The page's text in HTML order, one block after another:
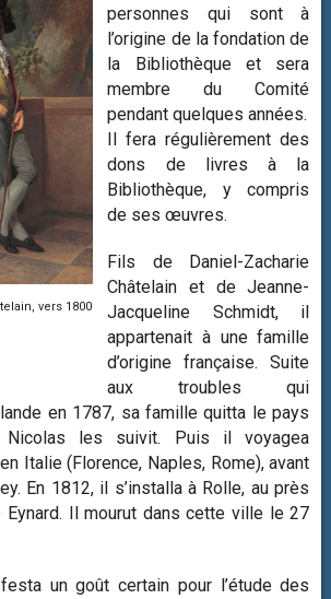
vers 1800
personnes qui sont à
l’origine de la fondation de
la Bibliothèque et sera
membre du Comité
pendant quelques années.
Il fera régulièrement des
dons de livres à la
Bibliothèque, y compris
de ses œuvres.
Fils de Daniel-Zacharie
Châtelain et de Jeanne-
Jacqueline Schmidt, il
appartenait à une famille
d’origine française. Suite
aux troubles qui
en 1787, sa famille quitta le pays
les suivit. Puis il voyagea
Italie (Florence, Naples, Rome), avant
En 1812, il s’installa à Rolle, au près
Il mourut dans cette ville le 27
un goût certain pour l’étude des